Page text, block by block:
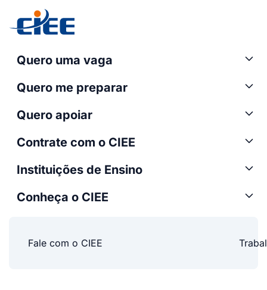
Quero uma vaga
Quero me preparar
Quero apoiar
Contrate com o CIEE
Instituições de Ensino
Conheça o CIEE
Fale com o CIEE